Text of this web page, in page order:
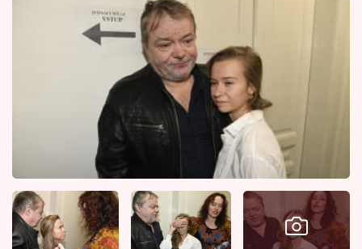
Sledujte prima+
Filmový festival Karlovy Vary
Pořady
Mámy sobě